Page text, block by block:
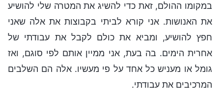
במקומו ההולם, זאת כדי להשיג את המטרה שלי להושיע
את האנושות. אני קורא לביתי בקבוצות את אלה שאני
חפץ להושיע, ומביא את כולם לקבל את עבודתי של
אחרית הימים. בה בעת, אני ממיין אותם לפי סוגם, ואז
גומל או מעניש כל אחד על פי מעשיו. אלה הם השלבים
המרכיבים את עבודתי.